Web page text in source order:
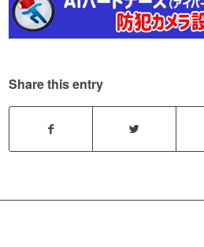
Share this entry